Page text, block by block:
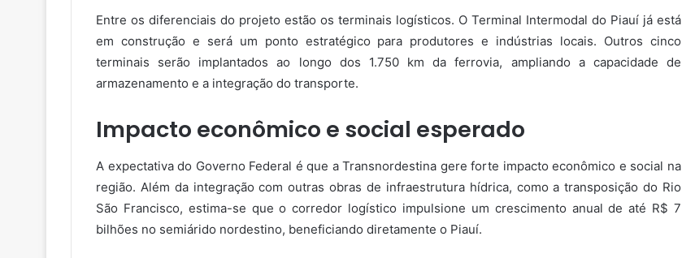
Entre os diferenciais do projeto estão os terminais logísticos. O Terminal Intermodal do Piauí já está
em construção e será um ponto estratégico para produtores e indústrias locais. Outros cinco
terminais serão implantados ao longo dos 1.750 km da ferrovia, ampliando a capacidade de
armazenamento e a integração do transporte.
Impacto econômico e social esperado
A expectativa do Governo Federal é que a Transnordestina gere forte impacto econômico e social na
região. Além da integração com outras obras de infraestrutura hídrica, como a transposição do Rio
São Francisco, estima-se que o corredor logístico impulsione um crescimento anual de até R$ 7
bilhões no semiárido nordestino, beneficiando diretamente o Piauí.